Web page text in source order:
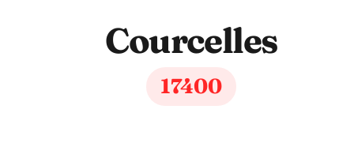
Courcelles
17400